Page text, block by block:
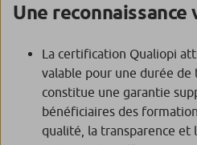
Une
La certification Qualiopi
valable pour une durée de
constitue une garantie
bénéficiaires des
qualité, la transparence et